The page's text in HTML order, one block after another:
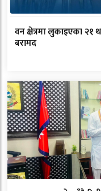
वन क्षेत्रमा लुकाइएका २१
बरामद